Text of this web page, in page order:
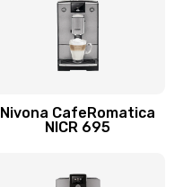
Nivona CafeRomatica
NICR 695